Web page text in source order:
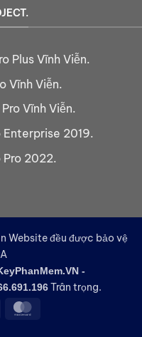
Plus Vĩnh Viễn.
Vĩnh Viễn.
Vĩnh Viễn.
Enterprise 2019.
Pro 2022.
Website đều được bảo vệ
-
Trân trọng.